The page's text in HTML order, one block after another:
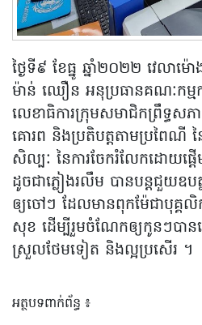
ថ្ងៃទី៩ ខែធ្នូ ឆ្នាំ២០២២ វេលា
ម៉ាន់ ឈឿន អនុប្រធានគណៈកម្ម
លេខាធិការក្រុមសមាជិកព្រឹទ្ធសភ
គោរព និងប្រតិបត្តតាមប្រពៃណី
សិល្បៈ នៃការចែករំលែកដោយផ្តើ
ដូចជាភ្លៀងរលឹម បានបន្តជួយឧ
ឲ្យចៅៗ ដែលមានពុកម៉ែជាបុគ្គលិ
សុខ ដើម្បីរួមចំណែកឲ្យកូនៗបា
ស្រួលថែមទៀត និងល្អប្រសើរ ។
អត្ថបទពាក់ព័ន្ធ ៖